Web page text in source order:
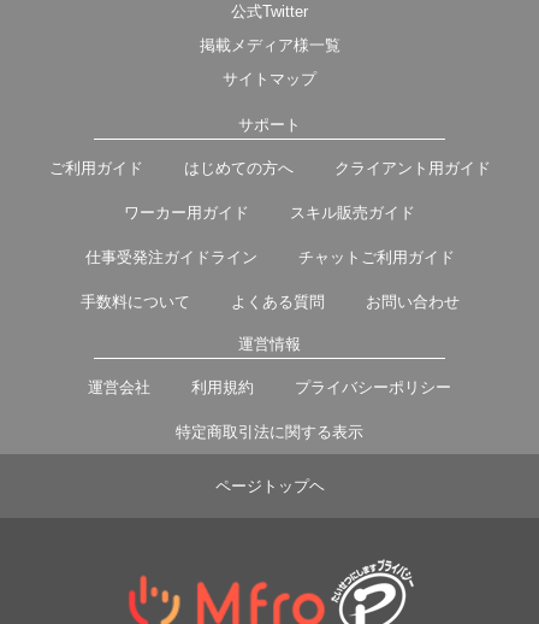
公式Twitter
掲載メディア様一覧
サイトマップ
サポート
ご利用ガイド はじめての方へ クライアント用ガイド
ワーカー用ガイド スキル販売ガイド
仕事受発注ガイドライン チャットご利用ガイド
手数料について よくある質問 お問い合わせ
運営情報
運営会社 利用規約 プライバシーポリシー
特定商取引法に関する表示
ページトップヘ